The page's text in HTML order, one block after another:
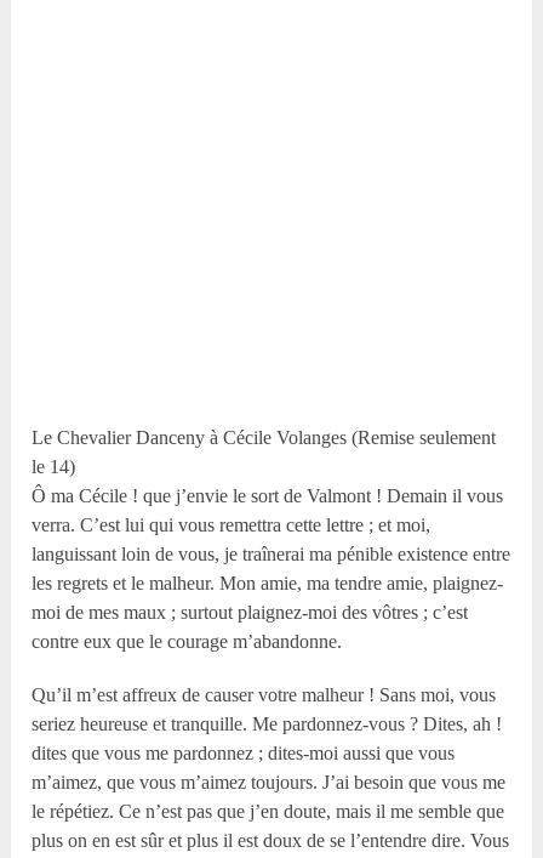
Le Chevalier Danceny à Cécile Volanges (Remise seulement
le 14)
Ô ma Cécile ! que j’envie le sort de Valmont ! Demain il vous
verra. C’est lui qui vous remettra cette lettre ; et moi,
languissant loin de vous, je traînerai ma pénible existence entre
les regrets et le malheur. Mon amie, ma tendre amie, plaignez-
moi de mes maux ; surtout plaignez-moi des vôtres ; c’est
contre eux que le courage m’abandonne.
Qu’il m’est affreux de causer votre malheur ! Sans moi, vous
seriez heureuse et tranquille. Me pardonnez-vous ? Dites, ah !
dites que vous me pardonnez ; dites-moi aussi que vous
m’aimez, que vous m’aimez toujours. J’ai besoin que vous me
le répétiez. Ce n’est pas que j’en doute, mais il me semble que
plus on en est sûr et plus il est doux de se l’entendre dire. Vous